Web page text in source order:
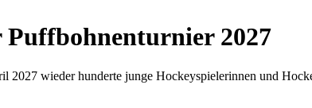
2027
2027 wieder hunderte junge Hockeyspielerinnen und